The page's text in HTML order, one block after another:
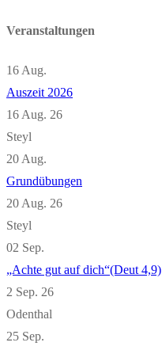
Veranstaltungen
16 Aug.
Auszeit 2026
16 Aug. 26
Steyl
20 Aug.
Grundübungen
20 Aug. 26
Steyl
02 Sep.
„Achte gut auf dich“(Deut 4,9)
2 Sep. 26
Odenthal
25 Sep.